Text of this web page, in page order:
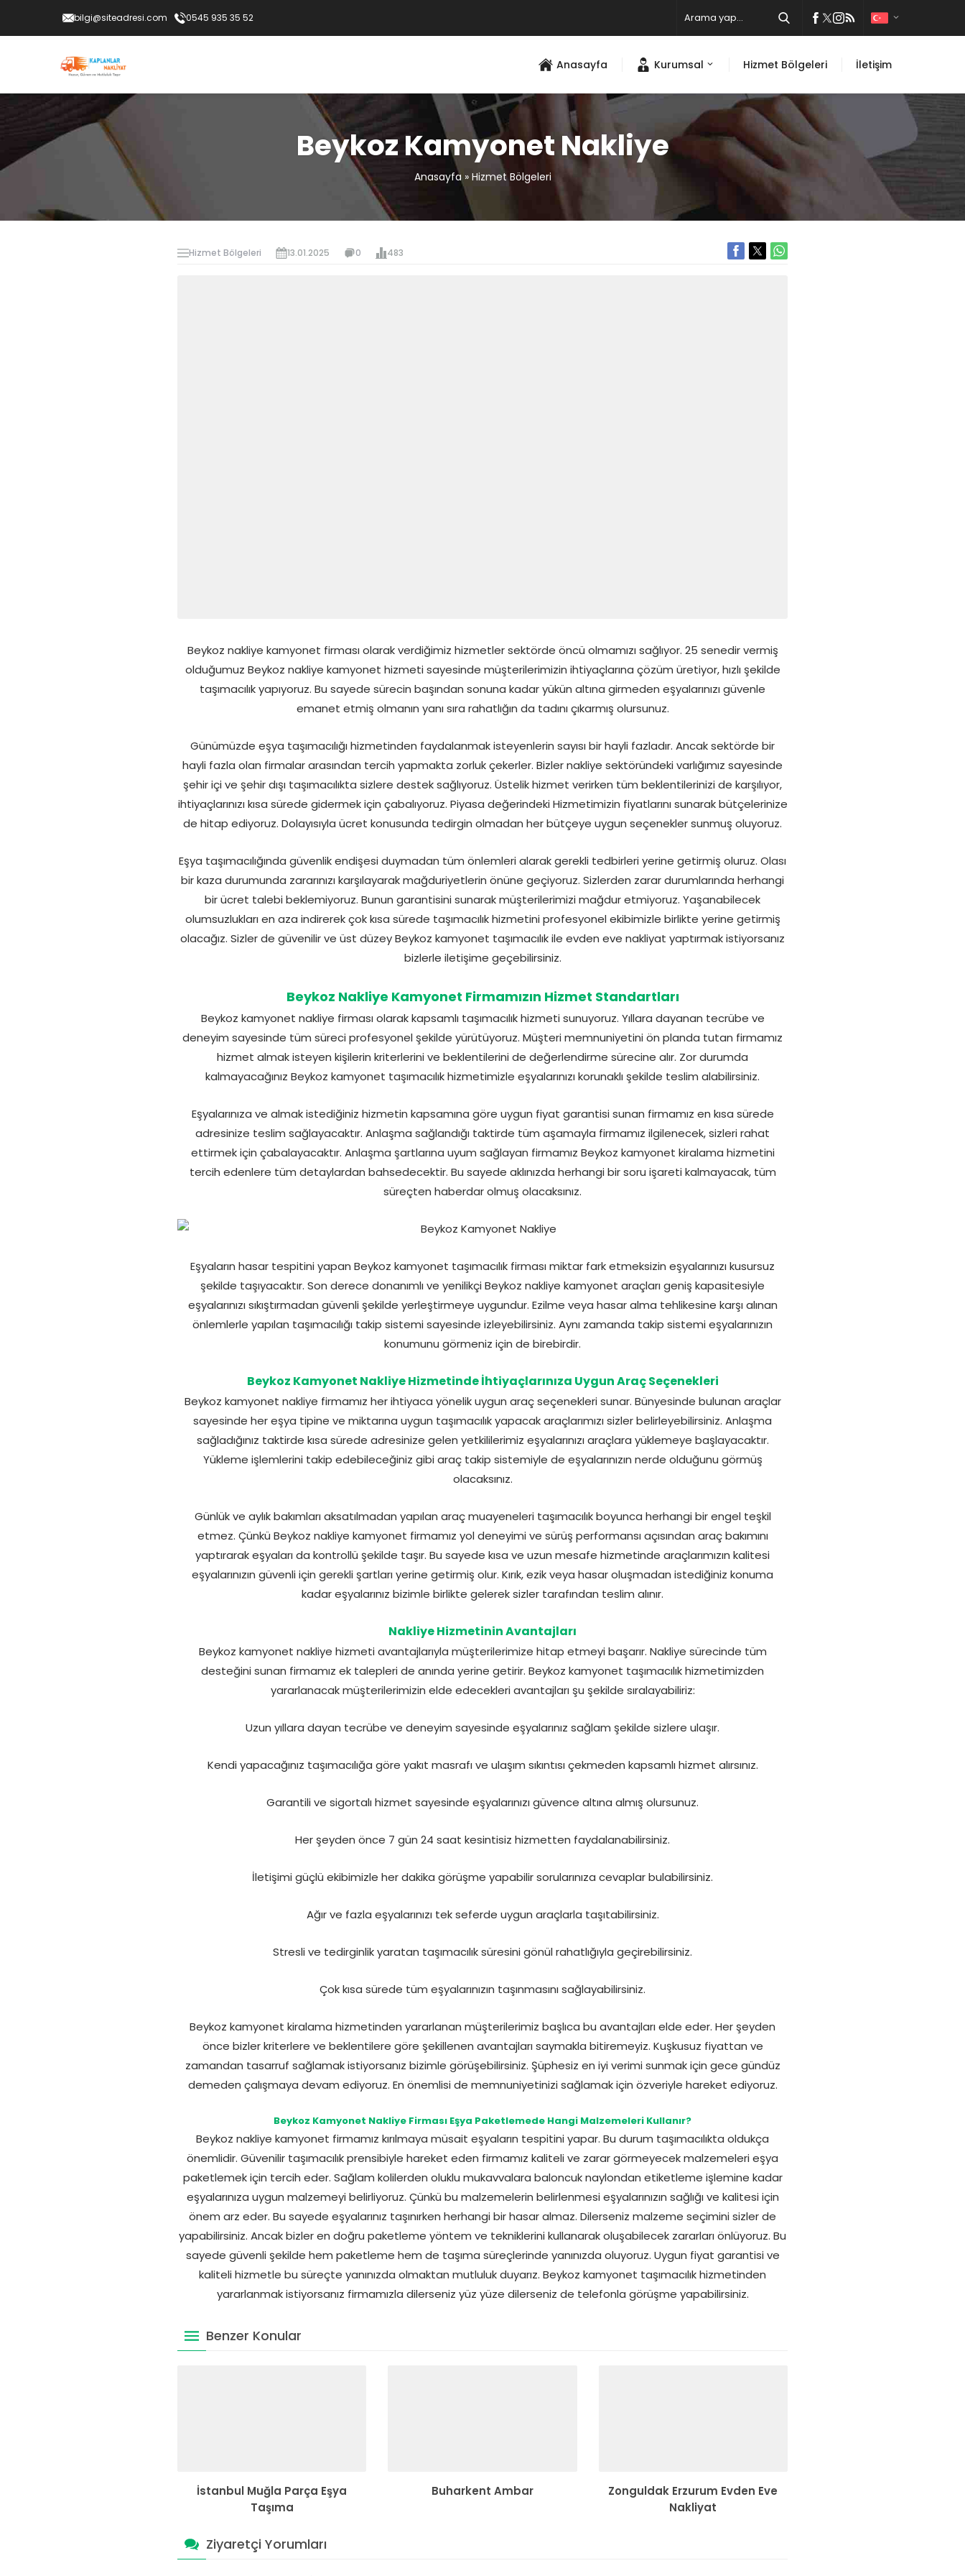
bilgi@siteadresi.com 0545 935 35 52
Anasayfa Kurumsal Hizmet Bölgeleri İletişim
Beykoz Kamyonet Nakliye
Anasayfa» Hizmet Bölgeleri
Hizmet Bölgeleri 13.01.2025 0 483
Beykoz nakliye kamyonet firması olarak verdiğimiz hizmetler sektörde öncü olmamızı sağlıyor. 25 senedir vermiş
olduğumuz Beykoz nakliye kamyonet hizmeti sayesinde müşterilerimizin ihtiyaçlarına çözüm üretiyor, hızlı şekilde
taşımacılık yapıyoruz. Bu sayede sürecin başından sonuna kadar yükün altına girmeden eşyalarınızı güvenle
emanet etmiş olmanın yanı sıra rahatlığın da tadını çıkarmış olursunuz.
Günümüzde eşya taşımacılığı hizmetinden faydalanmak isteyenlerin sayısı bir hayli fazladır. Ancak sektörde bir
hayli fazla olan firmalar arasından tercih yapmakta zorluk çekerler. Bizler nakliye sektöründeki varlığımız sayesinde
şehir içi ve şehir dışı taşımacılıkta sizlere destek sağlıyoruz. Üstelik hizmet verirken tüm beklentilerinizi de karşılıyor,
ihtiyaçlarınızı kısa sürede gidermek için çabalıyoruz. Piyasa değerindeki Hizmetimizin fiyatlarını sunarak bütçelerinize
de hitap ediyoruz. Dolayısıyla ücret konusunda tedirgin olmadan her bütçeye uygun seçenekler sunmuş oluyoruz.
Eşya taşımacılığında güvenlik endişesi duymadan tüm önlemleri alarak gerekli tedbirleri yerine getirmiş oluruz. Olası
bir kaza durumunda zararınızı karşılayarak mağduriyetlerin önüne geçiyoruz. Sizlerden zarar durumlarında herhangi
bir ücret talebi beklemiyoruz. Bunun garantisini sunarak müşterilerimizi mağdur etmiyoruz. Yaşanabilecek
olumsuzlukları en aza indirerek çok kısa sürede taşımacılık hizmetini profesyonel ekibimizle birlikte yerine getirmiş
olacağız. Sizler de güvenilir ve üst düzey Beykoz kamyonet taşımacılık ile evden eve nakliyat yaptırmak istiyorsanız
bizlerle iletişime geçebilirsiniz.
Beykoz Nakliye Kamyonet Firmamızın Hizmet Standartları
Beykoz kamyonet nakliye firması olarak kapsamlı taşımacılık hizmeti sunuyoruz. Yıllara dayanan tecrübe ve
deneyim sayesinde tüm süreci profesyonel şekilde yürütüyoruz. Müşteri memnuniyetini ön planda tutan firmamız
hizmet almak isteyen kişilerin kriterlerini ve beklentilerini de değerlendirme sürecine alır. Zor durumda
kalmayacağınız Beykoz kamyonet taşımacılık hizmetimizle eşyalarınızı korunaklı şekilde teslim alabilirsiniz.
Eşyalarınıza ve almak istediğiniz hizmetin kapsamına göre uygun fiyat garantisi sunan firmamız en kısa sürede
adresinize teslim sağlayacaktır. Anlaşma sağlandığı taktirde tüm aşamayla firmamız ilgilenecek, sizleri rahat
ettirmek için çabalayacaktır. Anlaşma şartlarına uyum sağlayan firmamız Beykoz kamyonet kiralama hizmetini
tercih edenlere tüm detaylardan bahsedecektir. Bu sayede aklınızda herhangi bir soru işareti kalmayacak, tüm
süreçten haberdar olmuş olacaksınız.
Eşyaların hasar tespitini yapan Beykoz kamyonet taşımacılık firması miktar fark etmeksizin eşyalarınızı kusursuz
şekilde taşıyacaktır. Son derece donanımlı ve yenilikçi Beykoz nakliye kamyonet araçları geniş kapasitesiyle
eşyalarınızı sıkıştırmadan güvenli şekilde yerleştirmeye uygundur. Ezilme veya hasar alma tehlikesine karşı alınan
önlemlerle yapılan taşımacılığı takip sistemi sayesinde izleyebilirsiniz. Aynı zamanda takip sistemi eşyalarınızın
konumunu görmeniz için de birebirdir.
Beykoz Kamyonet Nakliye Hizmetinde İhtiyaçlarınıza Uygun Araç Seçenekleri
Beykoz kamyonet nakliye firmamız her ihtiyaca yönelik uygun araç seçenekleri sunar. Bünyesinde bulunan araçlar
sayesinde her eşya tipine ve miktarına uygun taşımacılık yapacak araçlarımızı sizler belirleyebilirsiniz. Anlaşma
sağladığınız taktirde kısa sürede adresinize gelen yetkililerimiz eşyalarınızı araçlara yüklemeye başlayacaktır.
Yükleme işlemlerini takip edebileceğiniz gibi araç takip sistemiyle de eşyalarınızın nerde olduğunu görmüş
olacaksınız.
Günlük ve aylık bakımları aksatılmadan yapılan araç muayeneleri taşımacılık boyunca herhangi bir engel teşkil
etmez. Çünkü Beykoz nakliye kamyonet firmamız yol deneyimi ve sürüş performansı açısından araç bakımını
yaptırarak eşyaları da kontrollü şekilde taşır. Bu sayede kısa ve uzun mesafe hizmetinde araçlarımızın kalitesi
eşyalarınızın güvenli için gerekli şartları yerine getirmiş olur. Kırık, ezik veya hasar oluşmadan istediğiniz konuma
kadar eşyalarınız bizimle birlikte gelerek sizler tarafından teslim alınır.
Nakliye Hizmetinin Avantajları
Beykoz kamyonet nakliye hizmeti avantajlarıyla müşterilerimize hitap etmeyi başarır. Nakliye sürecinde tüm
desteğini sunan firmamız ek talepleri de anında yerine getirir. Beykoz kamyonet taşımacılık hizmetimizden
yararlanacak müşterilerimizin elde edecekleri avantajları şu şekilde sıralayabiliriz:
Uzun yıllara dayan tecrübe ve deneyim sayesinde eşyalarınız sağlam şekilde sizlere ulaşır.
Kendi yapacağınız taşımacılığa göre yakıt masrafı ve ulaşım sıkıntısı çekmeden kapsamlı hizmet alırsınız.
Garantili ve sigortalı hizmet sayesinde eşyalarınızı güvence altına almış olursunuz.
Her şeyden önce 7 gün 24 saat kesintisiz hizmetten faydalanabilirsiniz.
İletişimi güçlü ekibimizle her dakika görüşme yapabilir sorularınıza cevaplar bulabilirsiniz.
Ağır ve fazla eşyalarınızı tek seferde uygun araçlarla taşıtabilirsiniz.
Stresli ve tedirginlik yaratan taşımacılık süresini gönül rahatlığıyla geçirebilirsiniz.
Çok kısa sürede tüm eşyalarınızın taşınmasını sağlayabilirsiniz.
Beykoz kamyonet kiralama hizmetinden yararlanan müşterilerimiz başlıca bu avantajları elde eder. Her şeyden
önce bizler kriterlere ve beklentilere göre şekillenen avantajları saymakla bitiremeyiz. Kuşkusuz fiyattan ve
zamandan tasarruf sağlamak istiyorsanız bizimle görüşebilirsiniz. Şüphesiz en iyi verimi sunmak için gece gündüz
demeden çalışmaya devam ediyoruz. En önemlisi de memnuniyetinizi sağlamak için özveriyle hareket ediyoruz.
Beykoz Kamyonet Nakliye Firması Eşya Paketlemede Hangi Malzemeleri Kullanır?
Beykoz nakliye kamyonet firmamız kırılmaya müsait eşyaların tespitini yapar. Bu durum taşımacılıkta oldukça
önemlidir. Güvenilir taşımacılık prensibiyle hareket eden firmamız kaliteli ve zarar görmeyecek malzemeleri eşya
paketlemek için tercih eder. Sağlam kolilerden oluklu mukavvalara baloncuk naylondan etiketleme işlemine kadar
eşyalarınıza uygun malzemeyi belirliyoruz. Çünkü bu malzemelerin belirlenmesi eşyalarınızın sağlığı ve kalitesi için
önem arz eder. Bu sayede eşyalarınız taşınırken herhangi bir hasar almaz. Dilerseniz malzeme seçimini sizler de
yapabilirsiniz. Ancak bizler en doğru paketleme yöntem ve tekniklerini kullanarak oluşabilecek zararları önlüyoruz. Bu
sayede güvenli şekilde hem paketleme hem de taşıma süreçlerinde yanınızda oluyoruz. Uygun fiyat garantisi ve
kaliteli hizmetle bu süreçte yanınızda olmaktan mutluluk duyarız. Beykoz kamyonet taşımacılık hizmetinden
yararlanmak istiyorsanız firmamızla dilerseniz yüz yüze dilerseniz de telefonla görüşme yapabilirsiniz.
Benzer Konular
İstanbul Muğla Parça Eşya
Taşıma
Buharkent Ambar
Zonguldak Erzurum Evden Eve
Nakliyat
Ziyaretçi Yorumları